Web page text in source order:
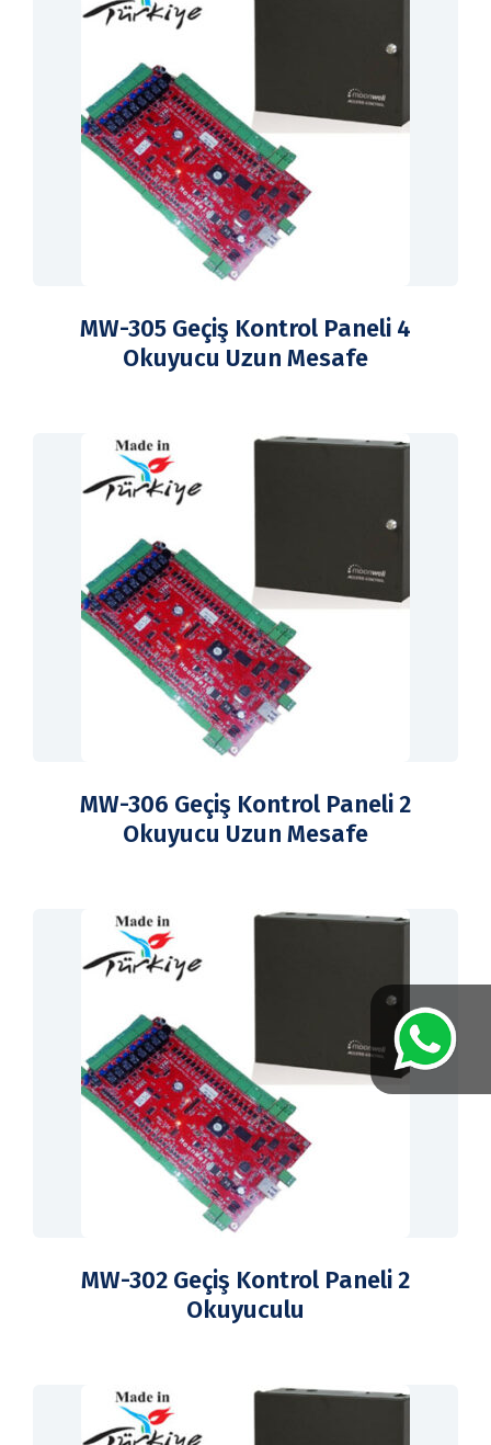
MW-305 Geçiş Kontrol Paneli 4
Okuyucu Uzun Mesafe
MW-306 Geçiş Kontrol Paneli 2
Okuyucu Uzun Mesafe
MW-302 Geçiş Kontrol Paneli 2
Okuyuculu